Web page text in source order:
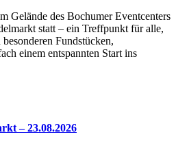
Gelände des Bochumer Eventcenters
statt – ein Treffpunkt für alle,
Fundstücken,
einem entspannten Start ins
– 23.08.2026